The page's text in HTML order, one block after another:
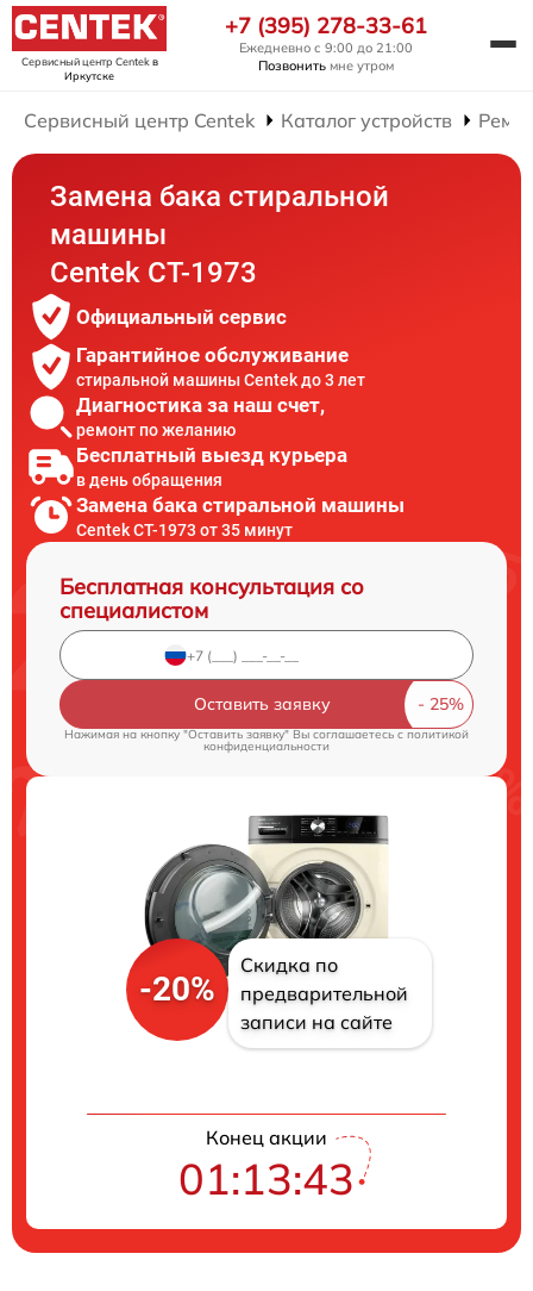
Сервисный центр Centekв
Иркутске
+7 (395) 278-33-61
Ежедневно с 9:00 до 21:00
Позвонить мне утром
Сервисный центр Centek Каталог устройств
Замена бака стиральной
машины
Centek CT-1973
Официальный сервис
Гарантийное обслуживание
стиральной машины Centek до 3 лет
Диагностика за наш счет,
ремонт по желанию
Бесплатный выезд курьера
в день обращения
Замена бака стиральной машины
Centek CT-1973 от 35 минут
Бесплатная консультация со
специалистом
Оставить заявку
Нажимая на кнопку "Оставить заявку" Вы соглашаетесь c политикой
конфиденциальности
-20%
Скидка по
предварительной
записи на сайте
Конец акции
01:13:42